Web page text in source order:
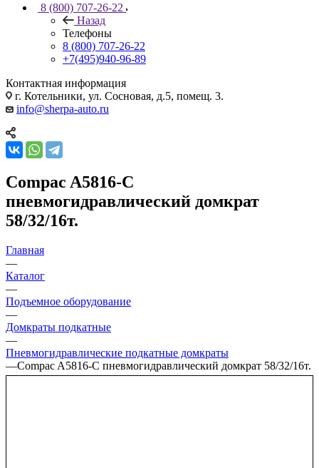
8 (800) 707-26-22
Назад
Телефоны
8 (800) 707-26-22
+7(495)940-96-89
Контактная информация
г. Котельники, ул. Сосновая, д.5, помещ. 3.
info@sherpa-auto.ru
Compac A5816-C
пневмогидравлический домкрат
58/32/16т.
Главная
—
Каталог
—
Подъемное оборудование
—
Домкраты подкатные
—
Пневмогидравлические подкатные домкраты
—Compac A5816-C пневмогидравлический домкрат 58/32/16т.